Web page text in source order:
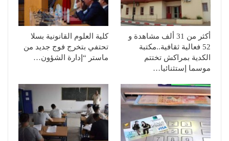
أكثر من 31 ألف مشاهدة و
52 فعالية ثقافية..مكتبة
الكدية بمراكش تختتم
موسما إستثنائيا…
كلية العلوم القانونية بسلا
تحتفي بتخرج فوج جديد من
ماستر “إدارة الشؤون…